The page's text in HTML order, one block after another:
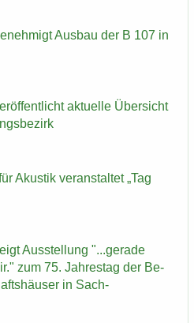
Aus­bau der B 107 in
ak­tu­el­le Über­sicht
Akus­tik ver­an­stal­tet „Tag
Aus­stel­lung "...ge­ra­de
zum 75. Jah­res­tag der Be­
in Sach­